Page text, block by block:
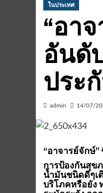
ในประเทศ
“อา
อันดั
ประ
admin 14/07/
“อาจารย์จักษ์
การป้องกันสุข
น้ำมันชนิดดีๆเ
บริโภคหรือยัง